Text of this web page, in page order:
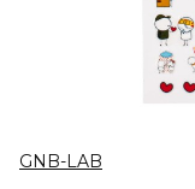
GNB-LAB